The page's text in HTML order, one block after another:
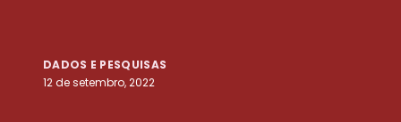
DADOS E PESQUISAS
12 de setembro, 2022